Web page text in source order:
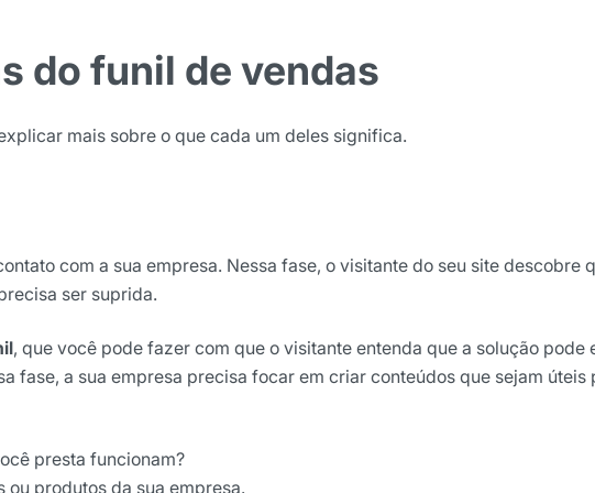
do funil de vendas
mais sobre o que cada um deles significa.
com a sua empresa. Nessa fase, o visitante do seu site descobre
ser suprida.
, que você pode fazer com que o visitante entenda que a solução pode
fase, a sua empresa precisa focar em criar conteúdos que sejam úteis
presta funcionam?
ou produtos da sua empresa.